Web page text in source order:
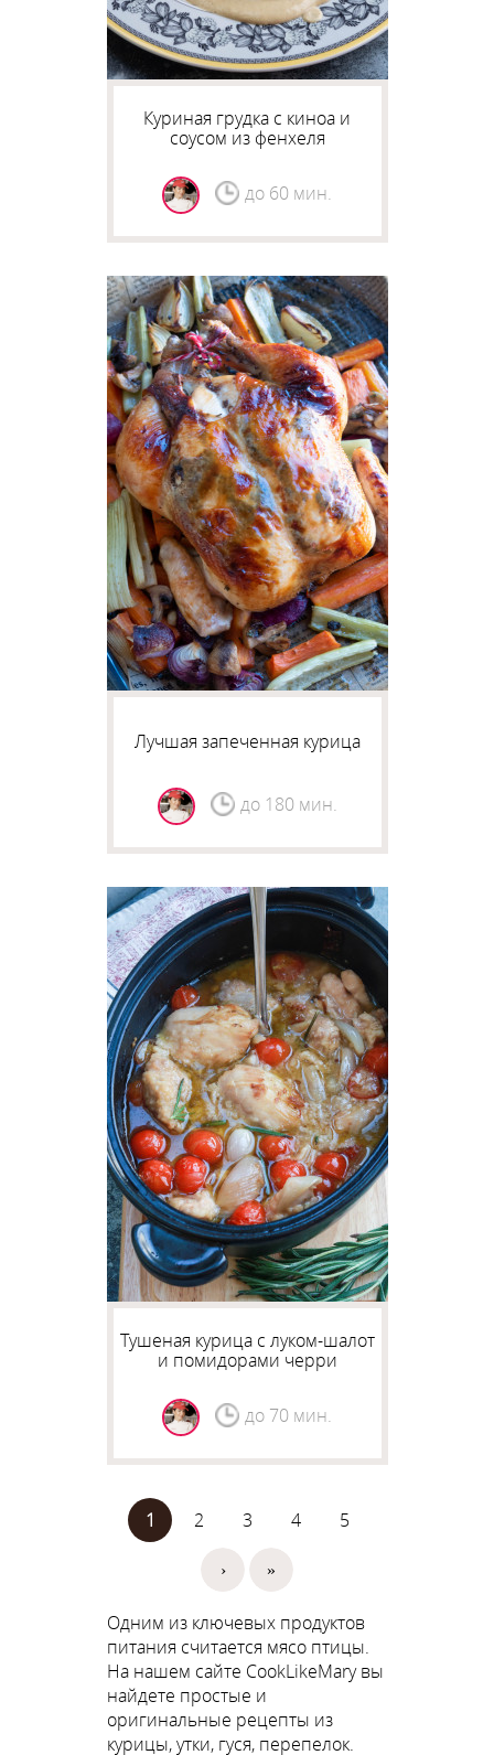
Куриная грудка с киноа и
соусом из фенхеля
до 60 мин.
Лучшая запеченная курица
до 180 мин.
Тушеная курица с луком-шалот
и помидорами черри
до 70 мин.
Страницы
1 2 3 4 5
› »
Одним из ключевых продуктов
питания считается мясо птицы.
На нашем сайте CookLikeMary вы
найдете простые и
оригинальные рецепты из
курицы, утки, гуся, перепелок.